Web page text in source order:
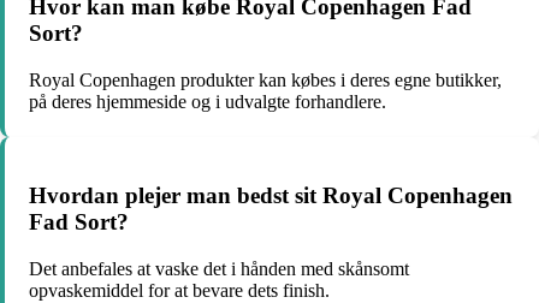
Hvor kan man købe Royal Copenhagen Fad
Sort?
Royal Copenhagen produkter kan købes i deres egne butikker,
på deres hjemmeside og i udvalgte forhandlere.
Hvordan plejer man bedst sit Royal Copenhagen
Fad Sort?
Det anbefales at vaske det i hånden med skånsomt
opvaskemiddel for at bevare dets finish.